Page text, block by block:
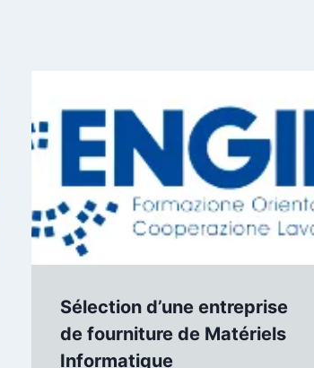
Sélection d’une entreprise
de fourniture de Matériels
Informatique